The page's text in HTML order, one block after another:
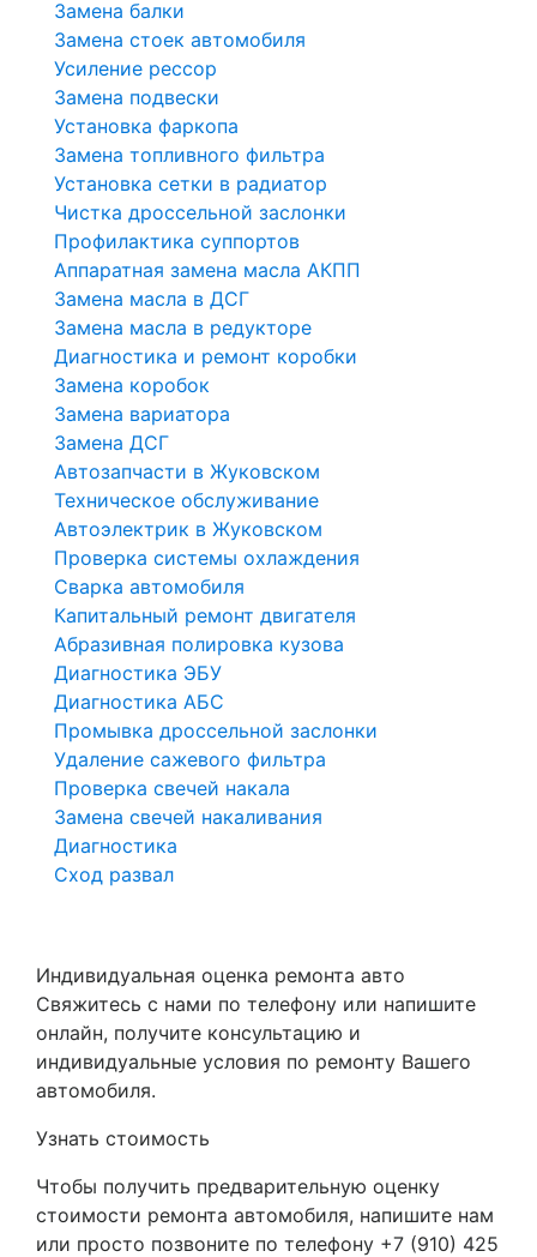
Замена балки
Замена стоек автомобиля
Усиление рессор
Замена подвески
Установка фаркопа
Замена топливного фильтра
Установка сетки в радиатор
Чистка дроссельной заслонки
Профилактика суппортов
Аппаратная замена масла АКПП
Замена масла в ДСГ
Замена масла в редукторе
Диагностика и ремонт коробки
Замена коробок
Замена вариатора
Замена ДСГ
Автозапчасти в Жуковском
Техническое обслуживание
Автоэлектрик в Жуковском
Проверка системы охлаждения
Сварка автомобиля
Капитальный ремонт двигателя
Абразивная полировка кузова
Диагностика ЭБУ
Диагностика АБС
Промывка дроссельной заслонки
Удаление сажевого фильтра
Проверка свечей накала
Замена свечей накаливания
Диагностика
Сход развал
Индивидуальная оценка ремонта авто
Свяжитесь с нами по телефону или напишите
онлайн, получите консультацию и
индивидуальные условия по ремонту Вашего
автомобиля.
Узнать стоимость
Чтобы получить предварительную оценку
стоимости ремонта автомобиля, напишите нам
или просто позвоните по телефону +7 (910) 425